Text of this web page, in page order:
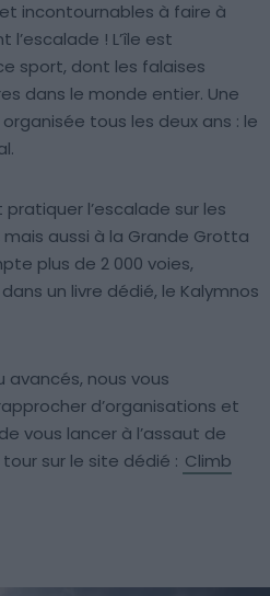
incontournables à faire à
! L’île est
sport, dont les falaises
dans le monde entier. Une
tous les deux ans : le
l’escalade sur les
aussi à la Grande Grotta
plus de 2 000 voies,
un livre dédié, le Kalymnos
avancés, nous vous
d’organisations et
vous lancer à l’assaut de
sur le site dédié : Climb